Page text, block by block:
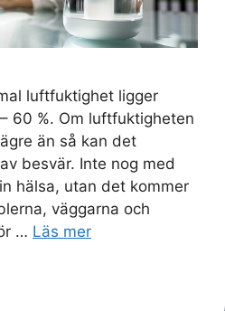
luftfuktighet ligger
60 %. Om luftfuktigheten
än så kan det
besvär. Inte nog med
hälsa, utan det kommer
väggarna och
… Läs mer